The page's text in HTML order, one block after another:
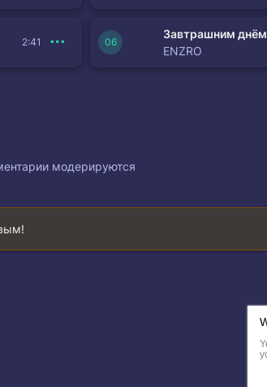
2:41
Завтрашним днём
ENZRO
модерируются